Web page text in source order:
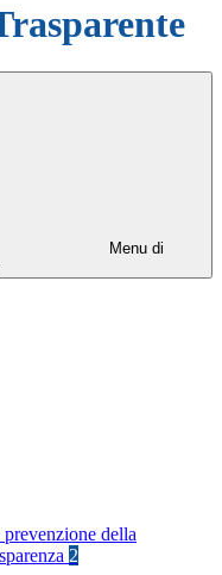
Menu di
della
2